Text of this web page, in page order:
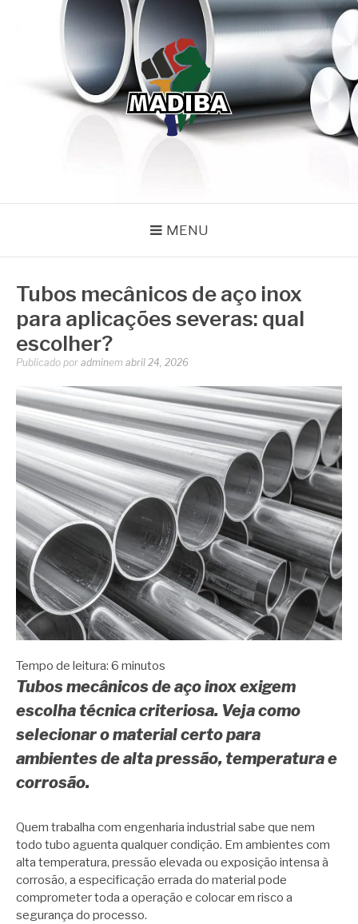
MENU
Tubos mecânicos de aço inox
para aplicações severas: qual
escolher?
Publicado por adminem abril 24, 2026
Tempo de leitura: 6 minutos
Tubos mecânicos de aço inox exigem
escolha técnica criteriosa. Veja como
selecionar o material certo para
ambientes de alta pressão, temperatura e
corrosão.
Quem trabalha com engenharia industrial sabe que nem
todo tubo aguenta qualquer condição. Em ambientes com
alta temperatura, pressão elevada ou exposição intensa à
corrosão, a especificação errada do material pode
comprometer toda a operação e colocar em risco a
segurança do processo.